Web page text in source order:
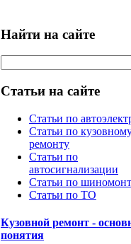
Найти на сайте
Статьи на сайте
Статьи по
Статьи по
ремонту
Статьи по
автосигнализации
Статьи по
Статьи по ТО
Кузовной ремонт -
понятия